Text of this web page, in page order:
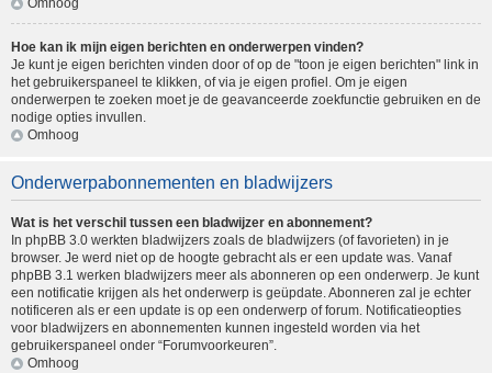
Omhoog
Hoe kan ik mijn eigen berichten en onderwerpen vinden?
Je kunt je eigen berichten vinden door of op de "toon je eigen berichten" link in
het gebruikerspaneel te klikken, of via je eigen profiel. Om je eigen
onderwerpen te zoeken moet je de geavanceerde zoekfunctie gebruiken en de
nodige opties invullen.
Omhoog
Onderwerpabonnementen en bladwijzers
Wat is het verschil tussen een bladwijzer en abonnement?
In phpBB 3.0 werkten bladwijzers zoals de bladwijzers (of favorieten) in je
browser. Je werd niet op de hoogte gebracht als er een update was. Vanaf
phpBB 3.1 werken bladwijzers meer als abonneren op een onderwerp. Je kunt
een notificatie krijgen als het onderwerp is geüpdate. Abonneren zal je echter
notificeren als er een update is op een onderwerp of forum. Notificatieopties
voor bladwijzers en abonnementen kunnen ingesteld worden via het
gebruikerspaneel onder “Forumvoorkeuren”.
Omhoog